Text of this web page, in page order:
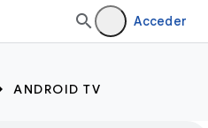
Acceder
ANDROID TV